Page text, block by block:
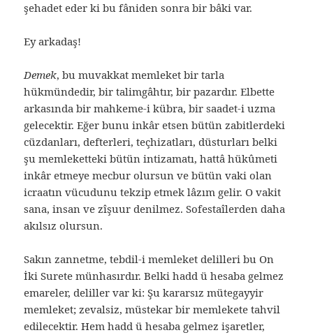
şehadet eder ki bu fâniden sonra bir bâki var.
Ey arkadaş!
Demek, bu muvakkat memleket bir tarla
hükmündedir, bir talimgâhtır, bir pazardır. Elbette
arkasında bir mahkeme-i kübra, bir saadet-i uzma
gelecektir. Eğer bunu inkâr etsen bütün zabitlerdeki
cüzdanları, defterleri, teçhizatları, düsturları belki
şu memleketteki bütün intizamatı, hattâ hükûmeti
inkâr etmeye mecbur olursun ve bütün vaki olan
icraatın vücudunu tekzip etmek lâzım gelir. O vakit
sana, insan ve zîşuur denilmez. Sofestaîlerden daha
akılsız olursun.
Sakın zannetme, tebdil-i memleket delilleri bu On
İki Surete münhasırdır. Belki hadd ü hesaba gelmez
emareler, deliller var ki: Şu kararsız mütegayyir
memleket; zevalsiz, müstekar bir memlekete tahvil
edilecektir. Hem hadd ü hesaba gelmez işaretler,